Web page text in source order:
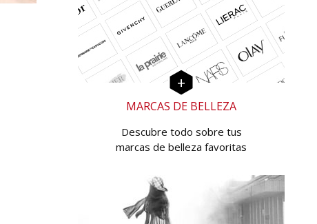
MARCAS DE BELLEZA
Descubre todo sobre tus
marcas de belleza favoritas